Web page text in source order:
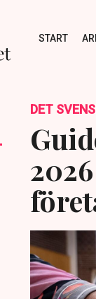
START
DET